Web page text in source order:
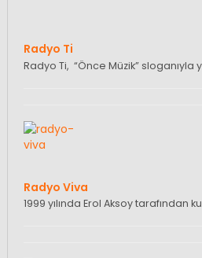
Radyo Ti
Radyo Ti, “Önce Müzik” sloganıyla
Radyo Viva
1999 yılında Erol Aksoy tarafından